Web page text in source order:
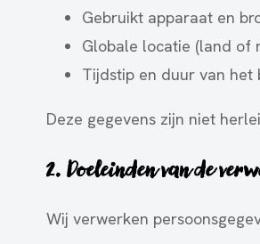
Gebruikt apparaat en
Globale locatie (land of
Tijdstip en duur van het
Deze gegevens zijn niet
2. Doeleinden van de
Wij verwerken